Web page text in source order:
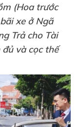
(Hoa trước
xe ở Ngã
Trả cho Tài
và cọc thế